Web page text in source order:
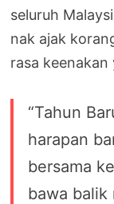
seluruh
nak ajak
rasa
“Tahun
harapan
bersama
bawa balik